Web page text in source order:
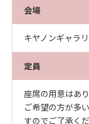
会場
キヤノンギャラ
定員
座席の用意はあり
ご希望の方が多
すのでご了承くだ